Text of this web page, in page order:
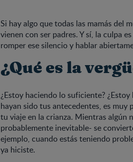
Si hay algo que todas las mamás del
vienen con ser padres. Y sí, la culpa
romper ese silencio y hablar
¿Qué es la
¿Estoy haciendo lo suficiente?
hayan sido tus antecedentes, es
tu viaje en la crianza. Mientras algún
probablemente inevitable- se
ejemplo, cuando estás teniendo
ya hiciste.